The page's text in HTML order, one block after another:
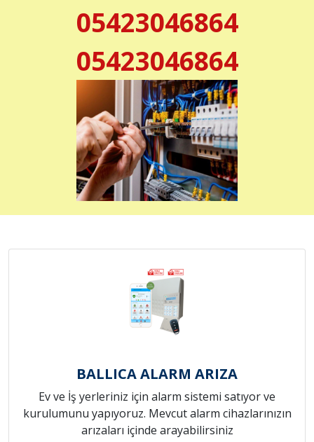
05423046864
05423046864
BALLICA ALARM ARIZA
Ev ve İş yerleriniz için alarm sistemi satıyor ve
kurulumunu yapıyoruz. Mevcut alarm cihazlarınızın
arızaları içinde arayabilirsiniz